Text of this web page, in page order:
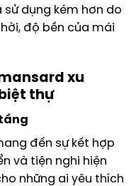
sử dụng kém hơn do
độ bền của mái
xu
thự
đến sự kết hợp
và tiện nghi hiện
những ai yêu thích